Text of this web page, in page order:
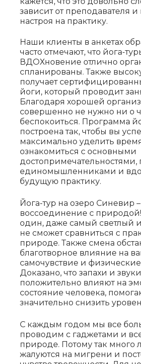
зависит от преподавателя и
настроя на практику.
Наши клиенты в анкетах
часто отмечают, что йога-
ВДОХновение отлично
спланированы. Также
получает
йоги, который проводит
Благодаря хорошей
совершенно не нужно ни о
беспокоиться. Программа
построена так, чтобы вы
максимально уделить
ознакомиться с основными
достопримечательностями,
единомышленниками и
будущую практику.
Йога-тур на озеро Синевир –
воссоединение с
один, даже самый светлый
не сможет сравниться с
природе. Также смена
благотворное влияние на
самочувствие и
Доказано, что запахи и
положительно влияют на
состояние человека,
значительно снизить
С каждым годом мы все
проводим с гаджетами и
природе. Потому так много
жалуются на мигрени и